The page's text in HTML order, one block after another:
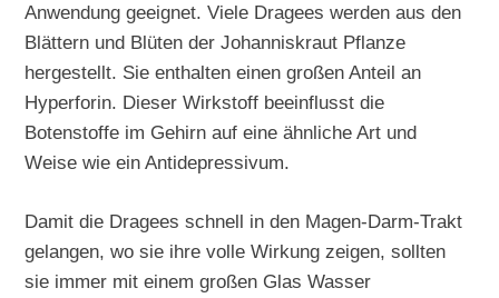
Anwendung geeignet. Viele Dragees werden aus den
Blättern und Blüten der Johanniskraut Pflanze
hergestellt. Sie enthalten einen großen Anteil an
Hyperforin. Dieser Wirkstoff beeinflusst die
Botenstoffe im Gehirn auf eine ähnliche Art und
Weise wie ein Antidepressivum.
Damit die Dragees schnell in den Magen-Darm-Trakt
gelangen, wo sie ihre volle Wirkung zeigen, sollten
sie immer mit einem großen Glas Wasser